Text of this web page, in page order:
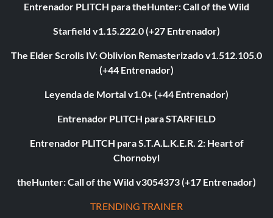
Entrenador PLITCH para theHunter: Call of the Wild
Starfield v1.15.222.0 (+27 Entrenador)
The Elder Scrolls IV: Oblivion Remasterizado v1.512.105.0
(+44 Entrenador)
Leyenda de Mortal v1.0+ (+44 Entrenador)
Entrenador PLITCH para STARFIELD
Entrenador PLITCH para S.T.A.L.K.E.R. 2: Heart of
Chornobyl
theHunter: Call of the Wild v3054373 (+17 Entrenador)
TRENDING TRAINER